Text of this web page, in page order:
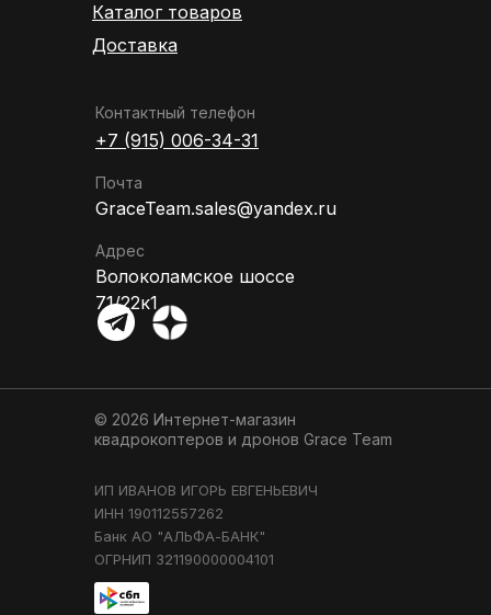
Каталог товаров
© 2026 Интернет-магазин
квадрокоптеров и дронов Grace Team
Доставка
Контактный телефон
Почта
Адрес
Волоколамское шоссе
71/22к1
GraceTeam.sales@yandex.ru
+7 (915) 006-34-31
ИП ИВАНОВ ИГОРЬ ЕВГЕНЬЕВИЧ
ИНН 190112557262
Банк АО "АЛЬФА-БАНК"
ОГРНИП 321190000004101